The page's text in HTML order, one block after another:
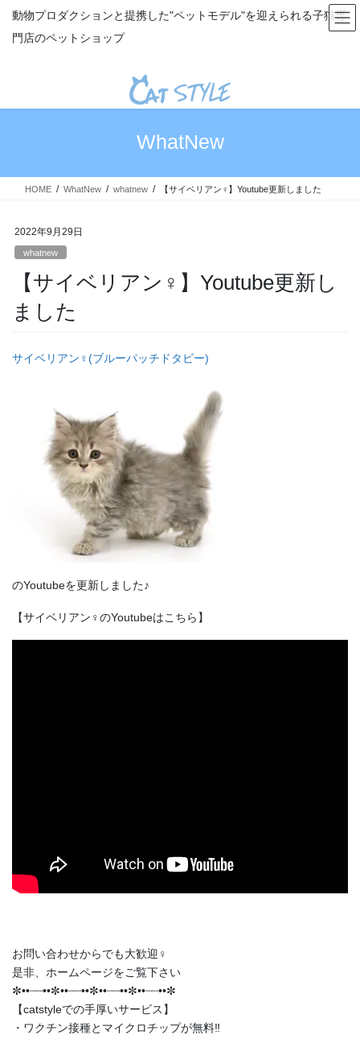
ス
ン
動物プロダクションと提携した"ペットモデル"を迎えられる子猫専
門店のペットショップ
WhatNew
HOME WhatNew whatnew 【サイベリアン♀】Youtube更新しました
2022年9月29日
whatnew
【サイベリアン♀】Youtube更新し
ました
サイベリアン♀(ブルーパッチドタビー)
のYoutubeを更新しました♪
【サイベリアン♀のYoutubeはこちら】
お問い合わせからでも大歓迎‍♀️
是非、ホームページをご覧下さい
✼••┈┈••✼••┈┈••✼••┈┈••✼••┈┈••✼
【catstyleでの手厚いサービス】
・ワクチン接種とマイクロチップが無料‼️